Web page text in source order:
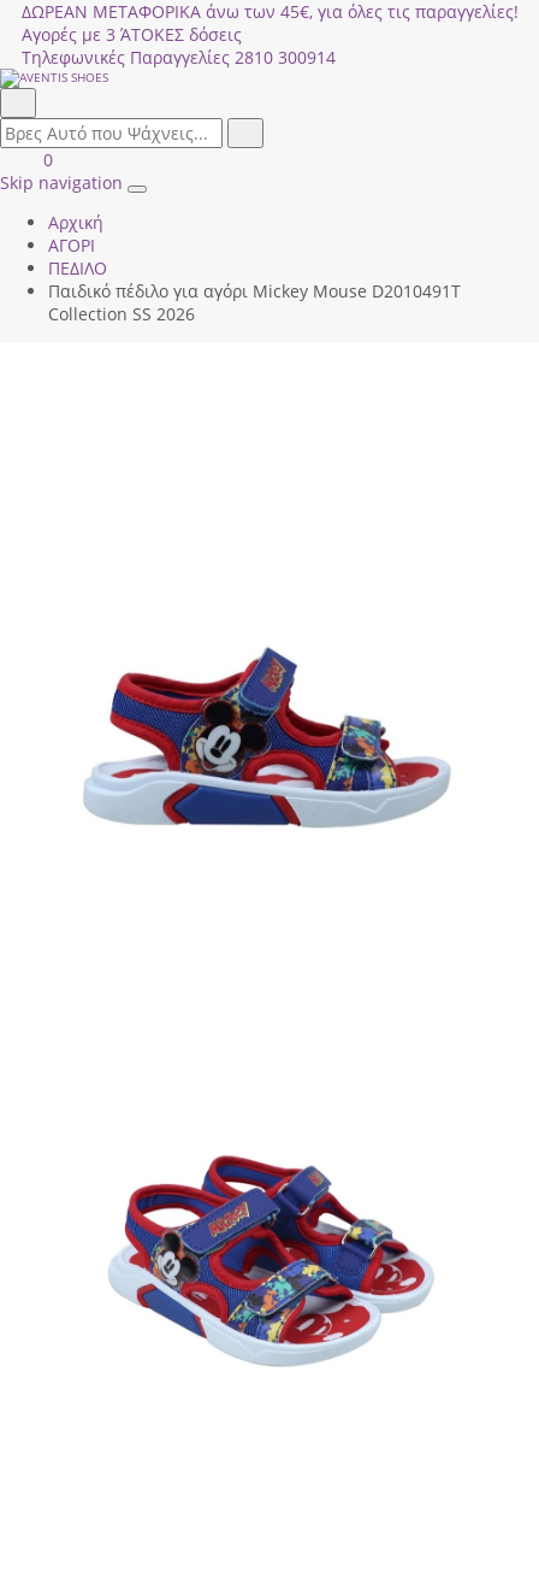
ΔΩΡΕΑΝ ΜΕΤΑΦΟΡΙΚΑ άνω των 45€, για όλες τις παραγγελίες!
Αγορές με 3 ΆΤΟΚΕΣ δόσεις
Τηλεφωνικές Παραγγελίες 2810 300914
field.search
Είσοδος
|
ΚΑΛΑΘΙ
ΑΓΟΡΩΝ
0
Skip navigation
Toggle
Αρχική
ΑΓΟΡΙ
ΠΕΔΙΛΟ
Παιδικό πέδιλο για αγόρι Mickey Mouse D2010491Τ
Collection SS 2026